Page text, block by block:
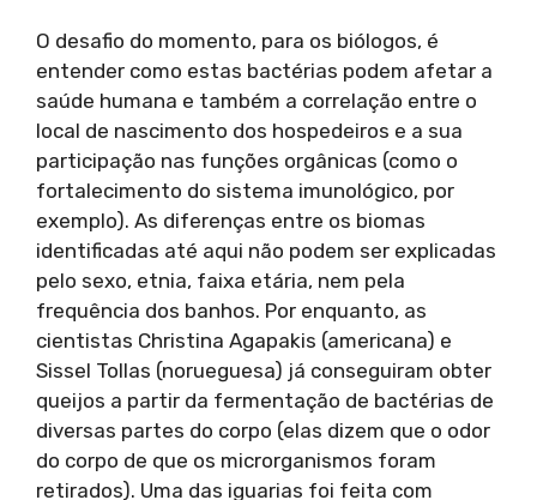
O desafio do momento, para os biólogos, é
entender como estas bactérias podem afetar a
saúde humana e também a correlação entre o
local de nascimento dos hospedeiros e a sua
participação nas funções orgânicas (como o
fortalecimento do sistema imunológico, por
exemplo). As diferenças entre os biomas
identificadas até aqui não podem ser explicadas
pelo sexo, etnia, faixa etária, nem pela
frequência dos banhos. Por enquanto, as
cientistas Christina Agapakis (americana) e
Sissel Tollas (norueguesa) já conseguiram obter
queijos a partir da fermentação de bactérias de
diversas partes do corpo (elas dizem que o odor
do corpo de que os microrganismos foram
retirados). Uma das iguarias foi feita com